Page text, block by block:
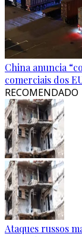
China anuncia
comerciais dos
RECOMENDADO
Ataques russos